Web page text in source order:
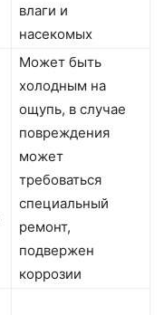
влаги и
насекомых
Может быть
холодным на
ощупь, в случае
повреждения
может
требоваться
специальный
ремонт,
подвержен
коррозии